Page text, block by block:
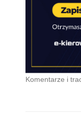
Komentarze i